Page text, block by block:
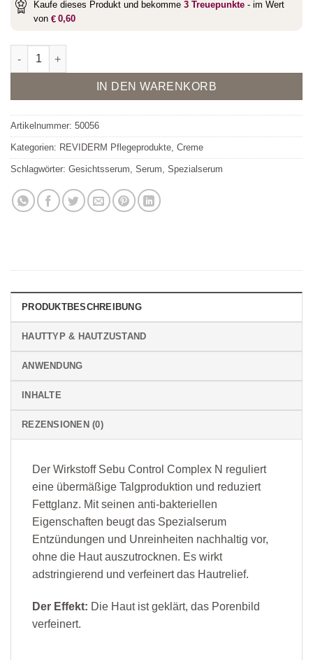
Kaufe dieses Produkt und bekomme 3 Treuepunkte - im Wert
von € 0,60
Oleosa Control Serum Menge
IN DEN WARENKORB
Alternative:
Artikelnummer: 50056
Kategorien: REVIDERM Pflegeprodukte, Creme
Schlagwörter: Gesichtsserum, Serum, Spezialserum
PRODUKTBESCHREIBUNG
HAUTTYP & HAUTZUSTAND
ANWENDUNG
INHALTE
REZENSIONEN (0)
Der Wirkstoff Sebu Control Complex N reguliert
eine übermäßige Talgproduktion und reduziert
Fettglanz. Mit seinen anti-bakteriellen
Eigenschaften beugt das Spezialserum
Entzündungen und Unreinheiten nachhaltig vor,
ohne die Haut auszutrocknen. Es wirkt
adstringierend und verfeinert das Hautrelief.
Der Effekt: Die Haut ist geklärt, das Porenbild
verfeinert.